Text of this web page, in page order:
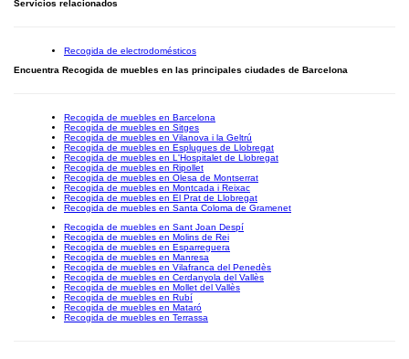
Servicios relacionados
Recogida de electrodomésticos
Encuentra Recogida de muebles en las principales ciudades de Barcelona
Recogida de muebles en Barcelona
Recogida de muebles en Sitges
Recogida de muebles en Vilanova i la Geltrú
Recogida de muebles en Esplugues de Llobregat
Recogida de muebles en L'Hospitalet de Llobregat
Recogida de muebles en Ripollet
Recogida de muebles en Olesa de Montserrat
Recogida de muebles en Montcada i Reixac
Recogida de muebles en El Prat de Llobregat
Recogida de muebles en Santa Coloma de Gramenet
Recogida de muebles en Sant Joan Despí
Recogida de muebles en Molins de Rei
Recogida de muebles en Esparreguera
Recogida de muebles en Manresa
Recogida de muebles en Vilafranca del Penedès
Recogida de muebles en Cerdanyola del Vallès
Recogida de muebles en Mollet del Vallès
Recogida de muebles en Rubí
Recogida de muebles en Mataró
Recogida de muebles en Terrassa